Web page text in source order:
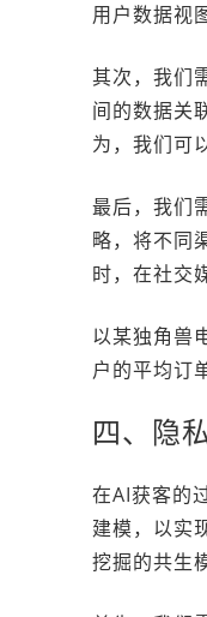
用户数据视
其次，我们
间的数据关
为，我们可
最后，我们
略，将不同
时，在社交
以某独角兽
户的平均订
四、隐
在AI获客的
建模，以实
挖掘的共生